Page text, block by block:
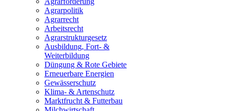
Agrarpolitik
Agrarrecht
Arbeitsrecht
Agrarstrukturgesetz
Ausbildung, Fort- &
Weiterbildung
Düngung & Rote Gebiete
Erneuerbare Energien
Gewässerschutz
Klima- & Artenschutz
Marktfrucht & Futterbau